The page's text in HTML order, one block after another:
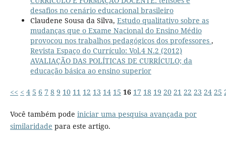
desafios no cenário educacional brasileiro
Claudene Sousa da Silva, Estudo qualitativo sobre as
mudanças que o Exame Nacional do Ensino Médio
provocou nos trabalhos pedagógicos dos professores ,
Revista Espaço do Currículo: Vol.4 N.2 (2012)
AVALIAÇÃO DAS POLÍTICAS DE CURRÍCULO; da
educação básica ao ensino superior
<< < 4 5 6 7 8 9 10 11 12 13 14 15 16 17 18 19 20 21 22 23 24 25
Você também pode iniciar uma pesquisa avançada por
similaridade para este artigo.